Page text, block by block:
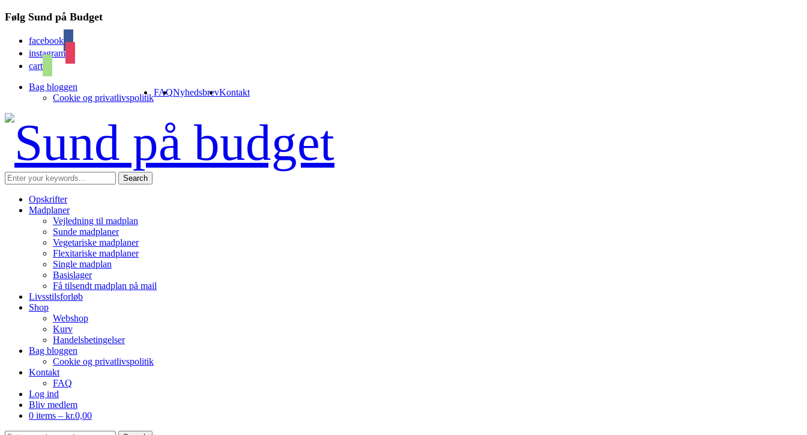
Følg Sund på Budget
facebook
instagram
cart
Bag bloggen
Cookie og privatlivspolitik
FAQNyhedsbrevKontakt
Opskrifter
Madplaner
Vejledning til madplan
Sunde madplaner
Vegetariske madplaner
Flexitariske madplaner
Single madplan
Basislager
Få tilsendt madplan på mail
Livsstilsforløb
Shop
Webshop
Kurv
Handelsbetingelser
Bag bloggen
Cookie og privatlivspolitik
Kontakt
FAQ
Log ind
Bliv medlem
0 items – kr.0,00